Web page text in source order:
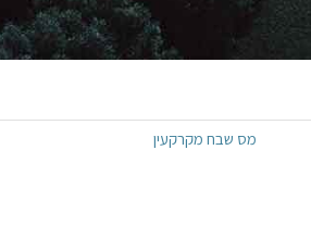
מס שבח מקרקעין